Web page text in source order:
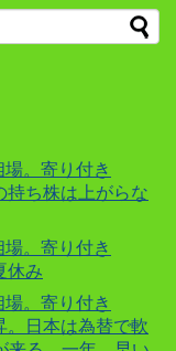
。寄り付き
持ち株は上がらな
。寄り付き
休み
。寄り付き
。日本は為替で軟